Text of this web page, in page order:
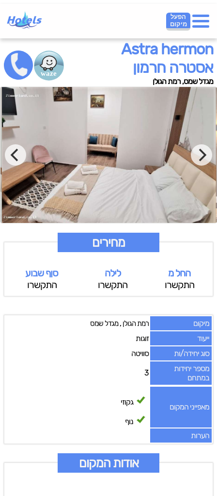
הפעל
מיקום
Astra hermon
אסטרה חרמון
מגדל שמס, רמת הגולן
מחירים
החל מ
התקשרו
לילה
התקשרו
סןף שבוע
התקשרו
מיקום רמת הגולן,מגדל שמס
ייעוד
זוגות
סוג יחידה/ות
סוויטה
מספר יחידות
במתחם
3
מאפייני המקום
גקוזי
נוף
הערות
אודות המקום